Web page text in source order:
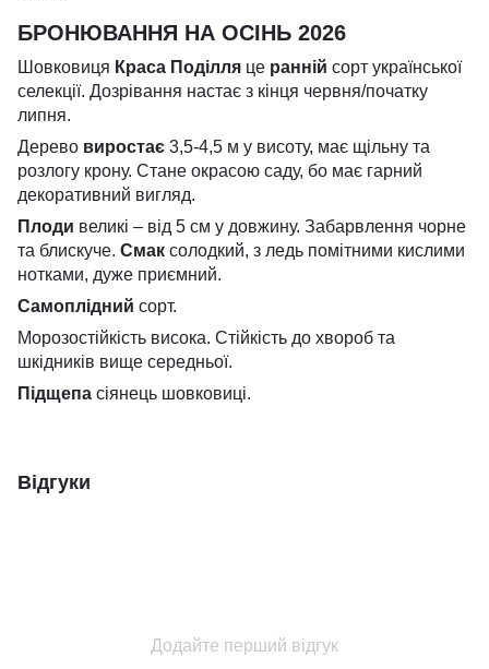
БРОНЮВАННЯ НА ОСІНЬ 2026
Шовковиця Краса Поділля це ранній сорт української
селекції. Дозрівання настає з кінця червня/початку
липня.
Дерево виростає 3,5-4,5 м у висоту, має щільну та
розлогу крону. Стане окрасою саду, бо має гарний
декоративний вигляд.
Плоди великі – від 5 см у довжину. Забарвлення чорне
та блискуче. Смак солодкий, з ледь помітними кислими
нотками, дуже приємний.
Самоплідний сорт.
Морозостійкість висока. Стійкість до хвороб та
шкідників вище середньої.
Підщепа сіянець шовковиці.
Відгуки
Додайте перший відгук